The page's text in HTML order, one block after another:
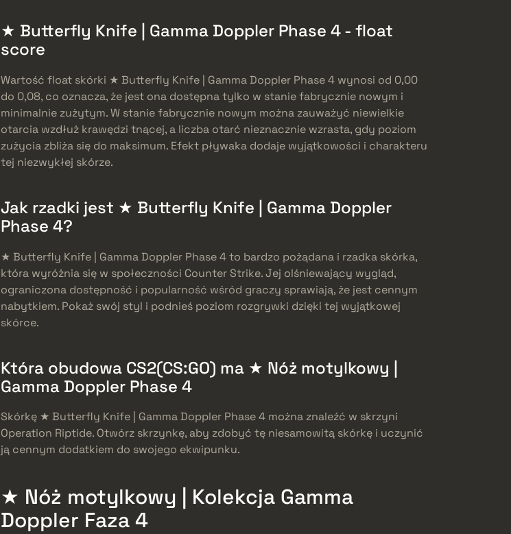
★ Butterfly Knife | Gamma Doppler Phase 4 - float
score
Wartość float skórki ★ Butterfly Knife | Gamma Doppler Phase 4 wynosi od 0,00
do 0,08, co oznacza, że jest ona dostępna tylko w stanie fabrycznie nowym i
minimalnie zużytym. W stanie fabrycznie nowym można zauważyć niewielkie
otarcia wzdłuż krawędzi tnącej, a liczba otarć nieznacznie wzrasta, gdy poziom
zużycia zbliża się do maksimum. Efekt pływaka dodaje wyjątkowości i charakteru
tej niezwykłej skórze.
Jak rzadki jest ★ Butterfly Knife | Gamma Doppler
Phase 4?
★ Butterfly Knife | Gamma Doppler Phase 4 to bardzo pożądana i rzadka skórka,
która wyróżnia się w społeczności Counter Strike. Jej olśniewający wygląd,
ograniczona dostępność i popularność wśród graczy sprawiają, że jest cennym
nabytkiem. Pokaż swój styl i podnieś poziom rozgrywki dzięki tej wyjątkowej
skórce.
Która obudowa CS2(CS:GO) ma ★ Nóż motylkowy |
Gamma Doppler Phase 4
Skórkę ★ Butterfly Knife | Gamma Doppler Phase 4 można znaleźć w skrzyni
Operation Riptide. Otwórz skrzynkę, aby zdobyć tę niesamowitą skórkę i uczynić
ją cennym dodatkiem do swojego ekwipunku.
★ Nóż motylkowy | Kolekcja Gamma
Doppler Faza 4